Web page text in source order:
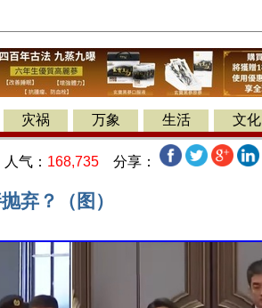
灾祸 万象 生活 文化
人气： 168,735 分享：
弃？（图）